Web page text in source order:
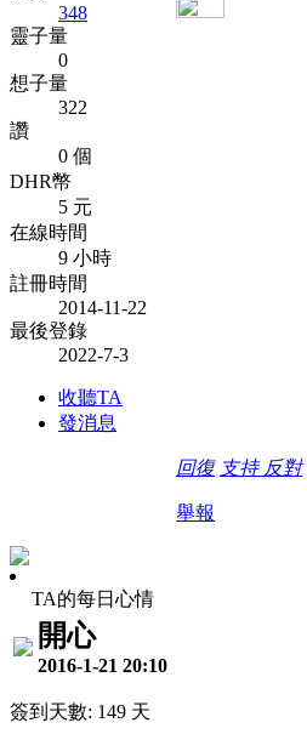
348
靈子量
0
想子量
322
讚
0 個
DHR幣
5 元
在線時間
9 小時
註冊時間
2014-11-22
最後登錄
2022-7-3
收聽TA
發消息
回復 支持 反對
舉報
TA的每日心情
開心
2016-1-21 20:10
簽到天數: 149 天